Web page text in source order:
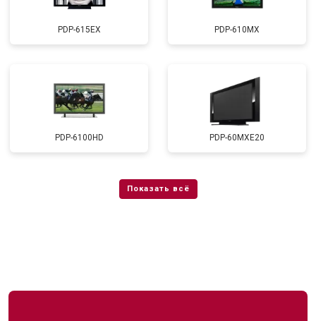
PDP-615EX PDP-610MX
PDP-6100HD PDP-60MXE20